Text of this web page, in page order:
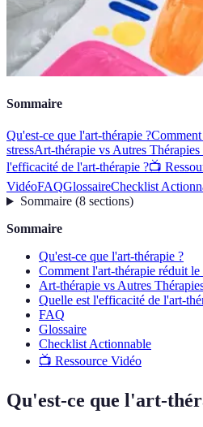
Sommaire
Qu'est-ce que l'art-thérapie ?
stressArt-thérapie vs Autres Thérapies
l'efficacité de l'art-thérapie ?📺
VidéoFAQGlossaireChecklist
Sommaire(8 sections)
Sommaire
Qu'est-ce que l'art-thérapie ?
Comment l'art-thérapie réduit le
Art-thérapie vs Autres
Quelle est l'efficacité de l'art-
FAQ
Glossaire
Checklist Actionnable
📺 Ressource Vidéo
Qu'est-ce que l'art-